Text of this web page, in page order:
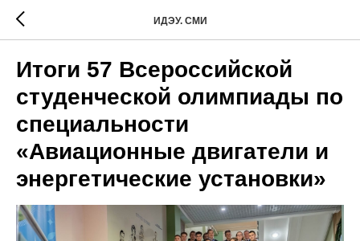
ИДЭУ. СМИ
Итоги 57 Всероссийской
студенческой олимпиады по
специальности
«Авиационные двигатели и
энергетические установки»